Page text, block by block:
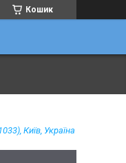
Кошик
Київ, Україна